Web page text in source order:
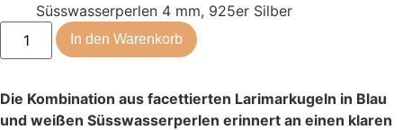
Süsswasserperlen 4 mm, 925er Silber
In den Warenkorb
Die Kombination aus facettierten Larimarkugeln in Blau
und weißen Süsswasserperlen erinnert an einen klaren